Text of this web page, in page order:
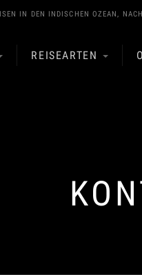
IN DEN INDISCHEN OZEAN,
REISEARTEN